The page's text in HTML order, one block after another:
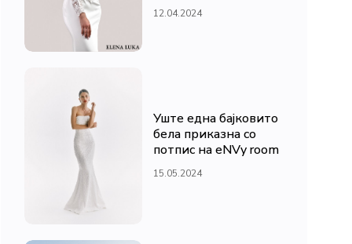
12.04.2024
Уште една бајковито
бела приказна со
потпис на eNVy room
15.05.2024